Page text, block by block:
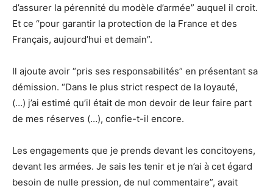
d’assurer la pérennité du modèle d’armée” auquel il croit.
Et ce “pour garantir la protection de la France et des
Français, aujourd’hui et demain”.
Il ajoute avoir “pris ses responsabilités” en présentant sa
démission. “Dans le plus strict respect de la loyauté,
(…) j’ai estimé qu’il était de mon devoir de leur faire part
de mes réserves (…), confie-t-il encore.
Les engagements que je prends devant les concitoyens,
devant les armées. Je sais les tenir et je n’ai à cet égard
besoin de nulle pression, de nul commentaire”, avait